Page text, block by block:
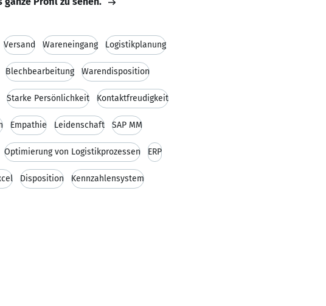
Versand Wareneingang Logistikplanung
Blechbearbeitung Warendisposition
Starke Persönlichkeit Kontaktfreudigkeit
Empathie Leidenschaft SAP MM
Optimierung von Logistikprozessen ERP
Disposition Kennzahlensystem